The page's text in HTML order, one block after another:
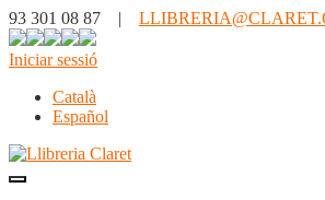
93 301 08 87 |
Iniciar sessió
Català
Español